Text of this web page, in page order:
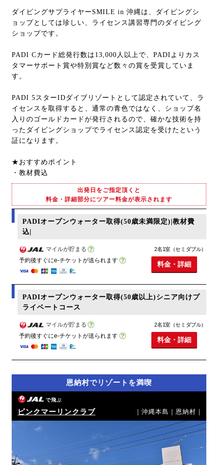
ダイビングサプライヤーSMILE in 沖縄は、ダイビングシ
ョップとしては珍しい、ライセンス講習専門のダイビング
ショップです。
PADI Cカード総発行数は13,000人以上で、PADIよりカス
タマーサポート賞や特別賞など数々の賞を受賞していま
す。
PADI 5スターIDダイブリゾートとして認定されていて、ラ
イセンスを取得すると、通常の青色ではなく、ショップ名
入りのゴールドカードが発行されるので、確かな技術を持
ったダイビングショップでライセンス認定を受けたという
証になります。
★おすすめポイント
・教材費込
出発日をご指定頂くと
料金・詳細部分にツアー料金が表示されます
PADIオープンウォーター取得(50歳未満限定)|教材費
込|
マイルが貯まる
予約後すぐにe-チケットが送られます
2名1室（セミダブル）
料金・詳細
PADIオープンウォーター取得(50歳以上)シニア向けプ
ライベートコース
マイルが貯まる
予約後すぐにe-チケットが送られます
2名1室（セミダブル）
料金・詳細
恩納村でリゾートを満喫
で飛ぶ
ピンクマーリンクラブ ｜沖縄本島｜恩納村｜